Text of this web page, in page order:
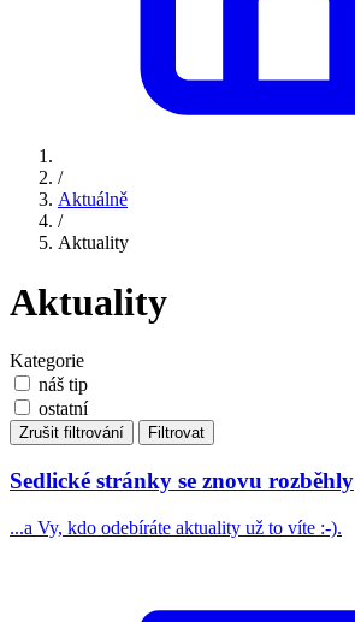
/
Aktuálně
/
Aktuality
Aktuality
Kategorie
náš tip
ostatní
Zrušit filtrování Filtrovat
Sedlické stránky se znovu rozběhly
...a Vy, kdo odebíráte aktuality už to víte :-).